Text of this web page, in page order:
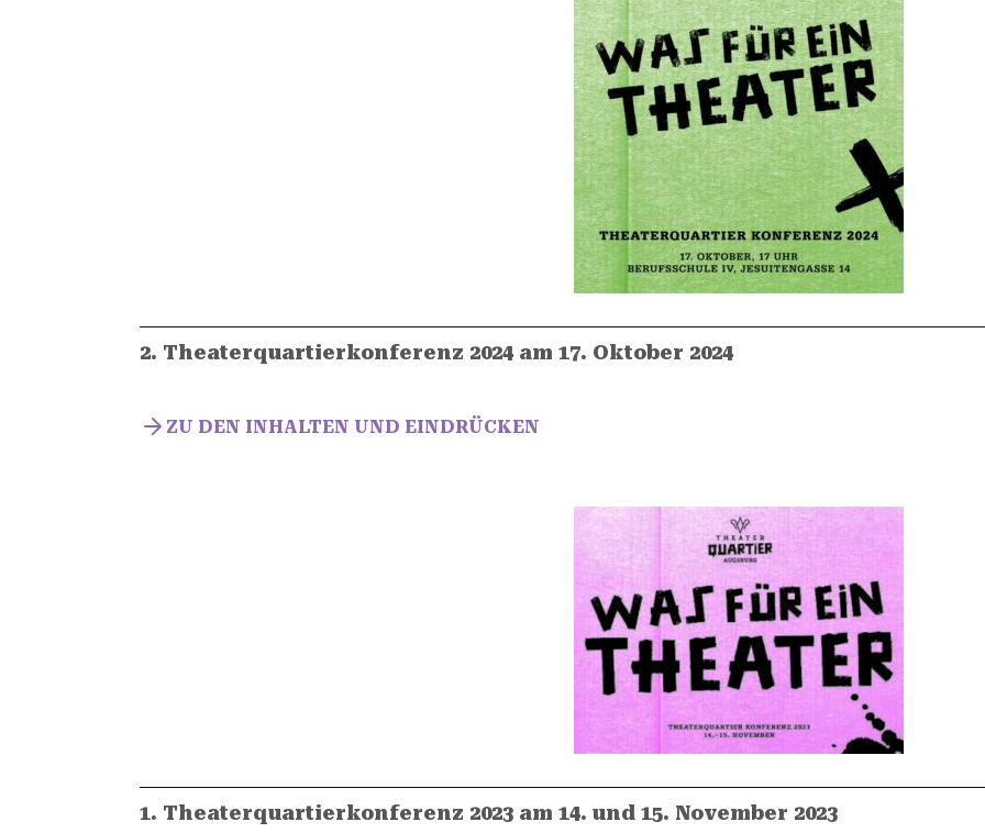
2. Theaterquartierkonferenz 2024 am 17. Oktober 2024
ZU DEN INHALTEN UND EINDRÜCKEN
1. Theaterquartierkonferenz 2023 am 14. und 15. November 2023